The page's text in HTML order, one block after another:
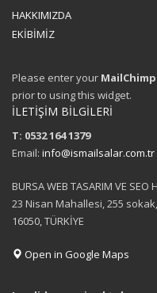
HAKKIMIZDA
EKİBİMİZ
Please enter your MailChimp
prior to using this widget.
İLETİŞİM BİLGİLERİ
T: 0532 164 1379
Email: info@ismailsalar.com.tr
BURSA WEB TASARIM VE SEO
23 Nisan Mahallesi, 255
16050, TÜRKİYE
Open in Google Maps